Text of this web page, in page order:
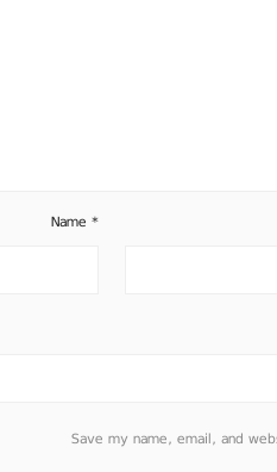
Name*
Save my name, email, and